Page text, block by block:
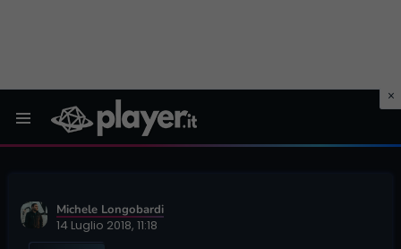
Michele Longobardi
14 Luglio 2018, 11:18